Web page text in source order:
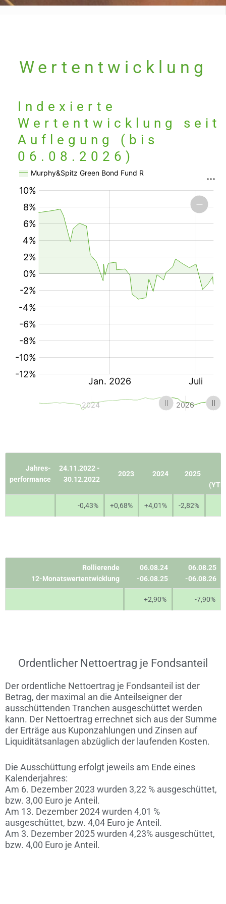
Wertentwicklung
Indexierte
Wertentwicklung seit
Auflegung (bis
06.08.2026)
Jahres-
performance
24.11.2022 -
30.12.2022
2023 2024
2025
-0,43% +0,68% +4,01% -2,82%
Rollierende
12-Monatswertentwicklung
06.08.24
-06.08.25
06.08.25
-06.08.26
+2,90% -7,90%
Ordentlicher Nettoertrag je Fondsanteil
Der ordentliche Nettoertrag je Fondsanteil ist der
Betrag, der maximal an die Anteilseigner der
ausschüttenden Tranchen ausgeschüttet werden
kann. Der Nettoertrag errechnet sich aus der Summe
der Erträge aus Kuponzahlungen und Zinsen auf
Liquiditätsanlagen abzüglich der laufenden Kosten.
Die Ausschüttung erfolgt jeweils am Ende eines
Kalenderjahres:
Am 6. Dezember 2023 wurden 3,22 % ausgeschüttet,
bzw. 3,00 Euro je Anteil.
Am 13. Dezember 2024 wurden 4,01 %
ausgeschüttet, bzw. 4,04 Euro je Anteil.
Am 3. Dezember 2025 wurden 4,23% ausgeschüttet,
bzw. 4,00 Euro je Anteil.